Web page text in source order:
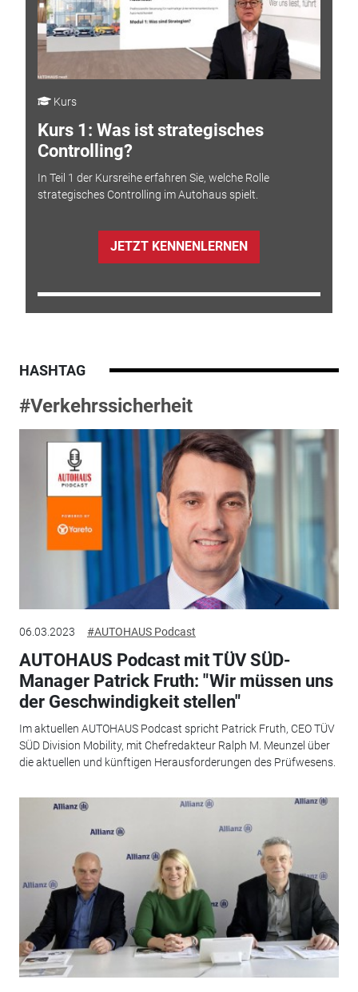
Kurs
Kurs 1: Was ist strategisches
Controlling?
In Teil 1 der Kursreihe erfahren Sie, welche Rolle
strategisches Controlling im Autohaus spielt.
JETZT KENNENLERNEN
HASHTAG
#Verkehrssicherheit
06.03.2023 #AUTOHAUS Podcast
AUTOHAUS Podcast mit TÜV SÜD-
Manager Patrick Fruth: " Wir müssen uns
der Geschwindigkeit stellen"
Im aktuellen AUTOHAUS Podcast spricht Patrick Fruth, CEO TÜV
SÜD Division Mobility, mit Chefredakteur Ralph M. Meunzel über
die aktuellen und künftigen Herausforderungen des Prüfwesens.